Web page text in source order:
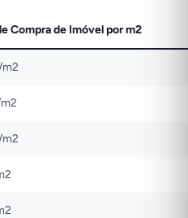
Compra de Imóvel por m2